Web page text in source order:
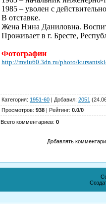
1985 – уволен с
В отставке.
Жена Нина Даниловна.
Проживает в г. Бресте,
Фотографии
http://mviu60.3dn.ru/photo/
Категория: 1951-60 | Добавил: 2051
Просмотров: 938 | Рейтинг: 0.0/0
Всего комментариев: 0
Добавлять